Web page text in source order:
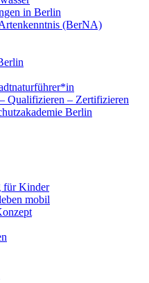
in Berlin
(BerNA)
Qualifizieren – Zertifizieren
Berlin
für Kinder
mobil